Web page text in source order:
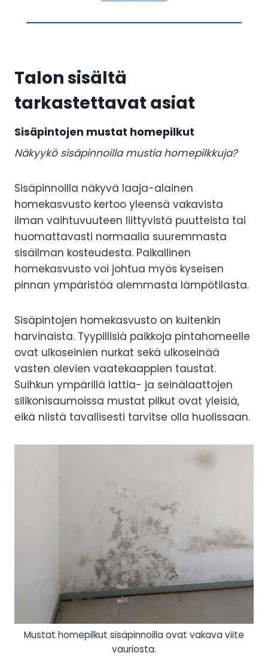
Talon sisältä
tarkastettavat asiat
Sisäpintojen mustat homepilkut
Näkyykö sisäpinnoilla mustia homepilkkuja?
Sisäpinnoilla näkyvä laaja-alainen
homekasvusto kertoo yleensä vakavista
ilman vaihtuvuuteen liittyvistä puutteista tai
huomattavasti normaalia suuremmasta
sisäilman kosteudesta. Paikallinen
homekasvusto voi johtua myös kyseisen
pinnan ympäristöä alemmasta lämpötilasta.
Sisäpintojen homekasvusto on kuitenkin
harvinaista. Tyypillisiä paikkoja pintahomeelle
ovat ulkoseinien nurkat sekä ulkoseinää
vasten olevien vaatekaappien taustat.
Suihkun ympärillä lattia- ja seinälaattojen
silikonisaumoissa mustat pilkut ovat yleisiä,
eikä niistä tavallisesti tarvitse olla huolissaan.
Mustat homepilkut sisäpinnoilla ovat vakava viite
vauriosta.